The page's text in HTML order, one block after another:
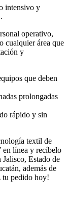
intensivo y
operativo,
cualquier área que
y
que deben
prolongadas
rápido y sin
textil de
en línea y recíbelo
Estado de
además de
tu pedido hoy!